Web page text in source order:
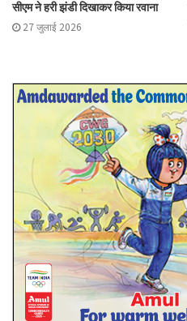
सीएम ने हरी झंडी दिखाकर किया रवाना
27 जुलाई 2026